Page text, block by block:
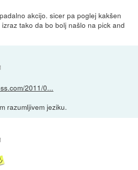
akcijo. sicer pa poglej kakšen
tako da bo bolj našlo na pick and
2011/0...
razumljivem jeziku.